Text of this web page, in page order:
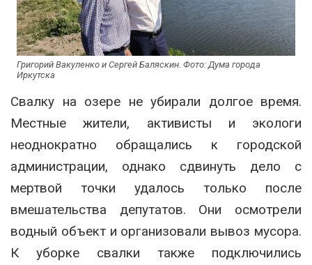
Григорий Вакуленко и Сергей Баляскин. Фото: Дума города
Иркутска
Свалку на озере не убирали долгое время.
Местные жители, активисты и экологи
неоднократно обращались к городской
администрации, однако сдвинуть дело с
мертвой точки удалось только после
вмешательства депутатов. Они осмотрели
водный объект и организовали вывоз мусора.
К уборке свалки также подключились